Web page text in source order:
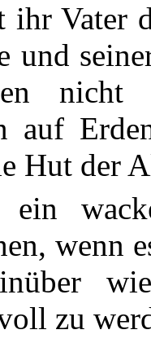
ihr Vater
und
nicht
auf
Hut der
ein
wenn
zu